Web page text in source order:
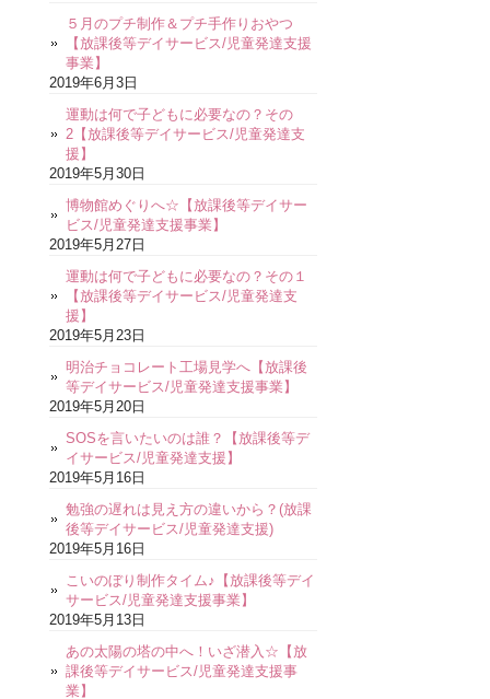
５月のプチ制作＆プチ手作りおやつ
【放課後等デイサービス/児童発達支援
事業】
2019年6月3日
運動は何で子どもに必要なの？その
2【放課後等デイサービス/児童発達支
援】
2019年5月30日
博物館めぐりへ☆【放課後等デイサー
ビス/児童発達支援事業】
2019年5月27日
運動は何で子どもに必要なの？その１
【放課後等デイサービス/児童発達支
援】
2019年5月23日
明治チョコレート工場見学へ【放課後
等デイサービス/児童発達支援事業】
2019年5月20日
SOSを言いたいのは誰？【放課後等デ
イサービス/児童発達支援】
2019年5月16日
勉強の遅れは見え方の違いから？(放課
後等デイサービス/児童発達支援)
2019年5月16日
こいのぼり制作タイム♪【放課後等デイ
サービス/児童発達支援事業】
2019年5月13日
あの太陽の塔の中へ！いざ潜入☆【放
課後等デイサービス/児童発達支援事
業】